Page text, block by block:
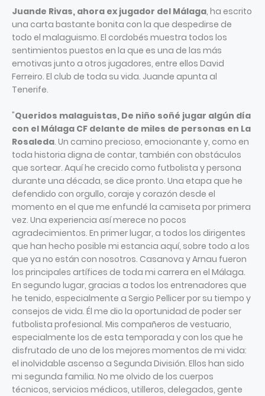
Juande Rivas, ahora ex jugador del Málaga, ha escrito
una carta bastante bonita con la que despedirse de
todo el malaguismo. El cordobés muestra todos los
sentimientos puestos en la que es una de las más
emotivas junto a otros jugadores, entre ellos David
Ferreiro. El club de toda su vida. Juande apunta al
Tenerife.
"Queridos malaguistas, De niño soñé jugar algún día
con el Málaga CF delante de miles de personas en La
Rosaleda. Un camino precioso, emocionante y, como en
toda historia digna de contar, también con obstáculos
que sortear. Aquí he crecido como futbolista y persona
durante una década, se dice pronto. Una etapa que he
defendido con orgullo, coraje y corazón desde el
momento en el que me enfundé la camiseta por primera
vez. Una experiencia así merece no pocos
agradecimientos. En primer lugar, a todos los dirigentes
que han hecho posible mi estancia aquí, sobre todo a los
que ya no están con nosotros. Casanova y Arnau fueron
los principales artífices de toda mi carrera en el Málaga.
En segundo lugar, gracias a todos los entrenadores que
he tenido, especialmente a Sergio Pellicer por su tiempo y
consejos de vida. Él me dio la oportunidad de poder ser
futbolista profesional. Mis compañeros de vestuario,
especialmente los de esta temporada y con los que he
disfrutado de uno de los mejores momentos de mi vida:
el inolvidable ascenso a Segunda División. Ellos han sido
mi segunda familia. No me olvido de los cuerpos
técnicos, servicios médicos, utilleros, delegados, gente